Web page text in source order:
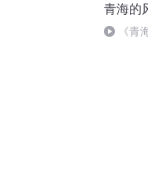
青海的
《青